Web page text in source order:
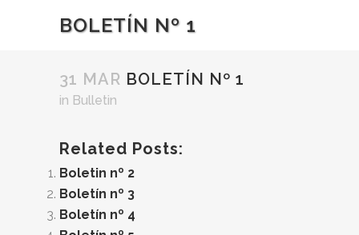
BOLETÍN Nº 1
31 MAR BOLETÍN Nº 1
in Bulletin
Related Posts:
Boletin nº 2
Boletín nº 3
Boletín nº 4